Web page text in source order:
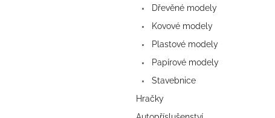
Dřevěné modely
Kovové modely
Plastové modely
Papírové modely
Stavebnice
Hračky